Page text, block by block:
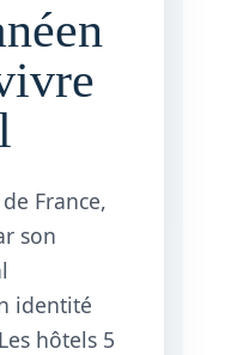
France,
son
identité
hôtels 5